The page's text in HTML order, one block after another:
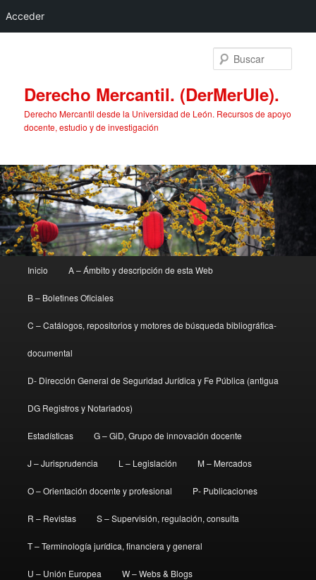
Acceder
Derecho Mercantil. (DerMerUle).
Derecho Mercantil desde la Universidad de León. Recursos de apoyo
docente, estudio y de investigación
principal
Inicio A – Ámbito y descripción de esta Web
B – Boletines Oficiales
C – Catálogos, repositorios y motores de búsqueda bibliográfica-
documental
D- Dirección General de Seguridad Jurídica y Fe Pública (antigua
DG Registros y Notariados)
Estadísticas G – GiD, Grupo de innovación docente
J – Jurisprudencia L – Legislación M – Mercados
O – Orientación docente y profesional P- Publicaciones
R – Revistas S – Supervisión, regulación, consulta
T – Terminología jurídica, financiera y general
U – Unión Europea W – Webs & Blogs